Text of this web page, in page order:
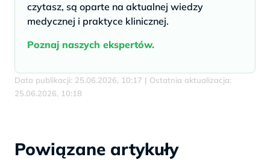
czytasz, są oparte na aktualnej wiedzy
medycznej i praktyce klinicznej.
Poznaj naszych ekspertów.
Data publikacji: 25.06.2026, 10:17 | Ostatnia aktualizacja:
25.06.2026, 10:18
Powiązane artykuły